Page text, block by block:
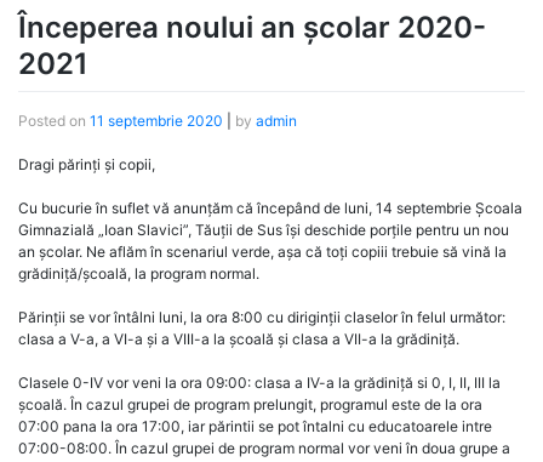
Începerea noului an școlar 2020-
2021
Posted on 11 septembrie 2020 by admin
Dragi părinți și copii,
Cu bucurie în suflet vă anunțăm că începând de luni, 14 septembrie Școala
Gimnazială „Ioan Slavici”, Tăuții de Sus își deschide porțile pentru un nou
an școlar. Ne aflăm în scenariul verde, așa că toți copiii trebuie să vină la
grădiniță/școală, la program normal.
Părinții se vor întâlni luni, la ora 8:00 cu diriginții claselor în felul următor:
clasa a V-a, a VI-a și a VIII-a la școală și clasa a VII-a la grădiniță.
Clasele 0-IV vor veni la ora 09:00: clasa a IV-a la grădiniță si 0, I, II, III la
școală. În cazul grupei de program prelungit, programul este de la ora
07:00 pana la ora 17:00, iar părintii se pot întalni cu educatoarele intre
07:00-08:00. În cazul grupei de program normal vor veni în doua grupe a